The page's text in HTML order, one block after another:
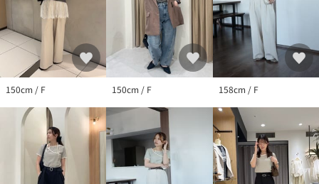
150cm / F 150cm / F 158cm / F